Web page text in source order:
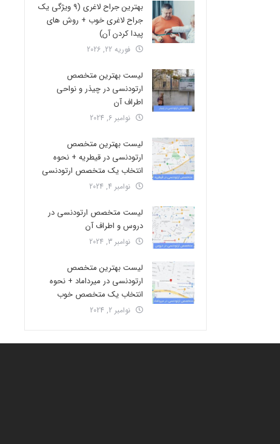
بهترین جراح لاغری (9 ویژگی یک
جراح لاغری خوب + روش های
پیدا کردن آن)
فوریه 22, 2026
لیست بهترین متخصص
ارتودنسی در چیذر و نواحی
اطراف آن
نوامبر 6, 2024
لیست بهترین متخصص
ارتودنسی در قیطریه + نحوه
انتخاب یک متخصص ارتودنسی
نوامبر 4, 2024
لیست متخصص ارتودنسی در
دروس و اطراف آن
نوامبر 3, 2024
لیست بهترین متخصص
ارتودنسی در میرداماد + نحوه
انتخاب یک متخصص خوب
نوامبر 2, 2024